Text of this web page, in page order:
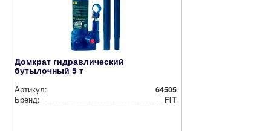
Домкрат гидравлический
бутылочный 5 т
Артикул:
64505
Бренд:
FIT